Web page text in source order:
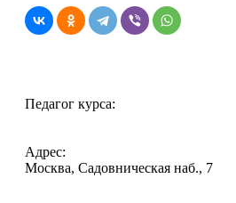
Педагог курса:
Адрес:
Москва, Садовническая наб., 7